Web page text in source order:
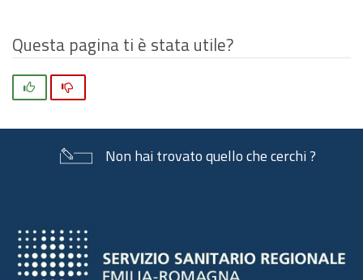
Questa pagina ti è stata utile?
Non hai trovato quello che cerchi ?